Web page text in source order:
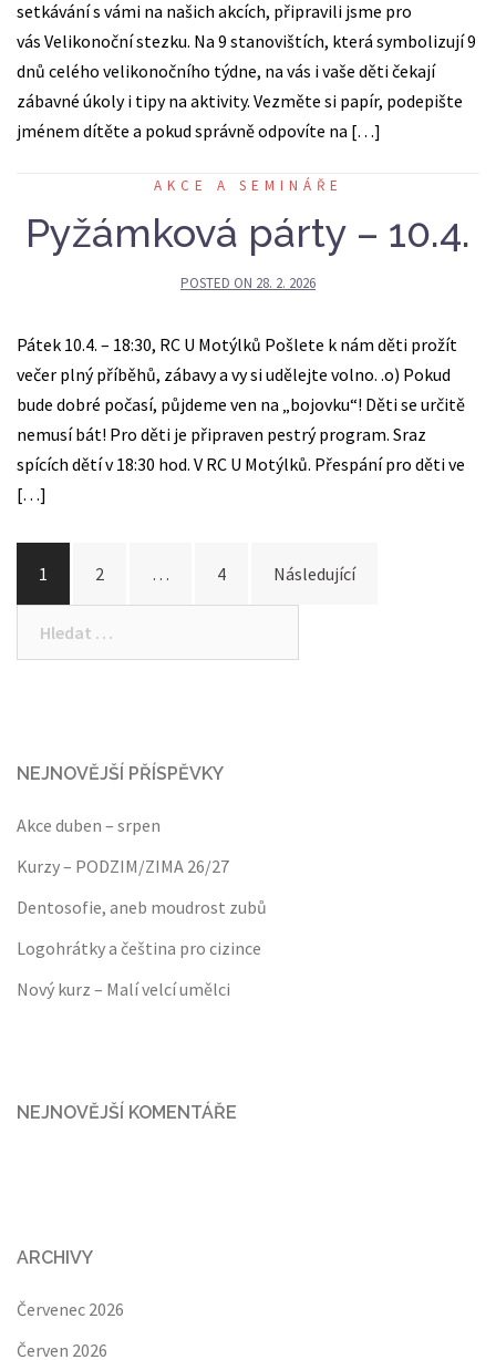
setkávání s vámi na našich akcích, připravili jsme pro
vás Velikonoční stezku. Na 9 stanovištích, která symbolizují 9
dnů celého velikonočního týdne, na vás i vaše děti čekají
zábavné úkoly i tipy na aktivity. Vezměte si papír, podepište
jménem dítěte a pokud správně odpovíte na […]
AKCE A SEMINÁŘE
Pyžámková párty – 10.4.
POSTED ON 28. 2. 2026
Pátek 10.4. – 18:30, RC U Motýlků Pošlete k nám děti prožít
večer plný příběhů, zábavy a vy si udělejte volno. .o) Pokud
bude dobré počasí, půjdeme ven na „bojovku“! Děti se určitě
nemusí bát! Pro děti je připraven pestrý program. Sraz
spících dětí v 18:30 hod. V RC U Motýlků. Přespání pro děti ve
[…]
příspěvků
1 2 … 4
Následující
NEJNOVĚJŠÍ PŘÍSPĚVKY
Akce duben – srpen
Kurzy – PODZIM/ZIMA 26/27
Dentosofie, aneb moudrost zubů
Logohrátky a čeština pro cizince
Nový kurz – Malí velcí umělci
NEJNOVĚJŠÍ KOMENTÁŘE
ARCHIVY
Červenec 2026
Červen 2026